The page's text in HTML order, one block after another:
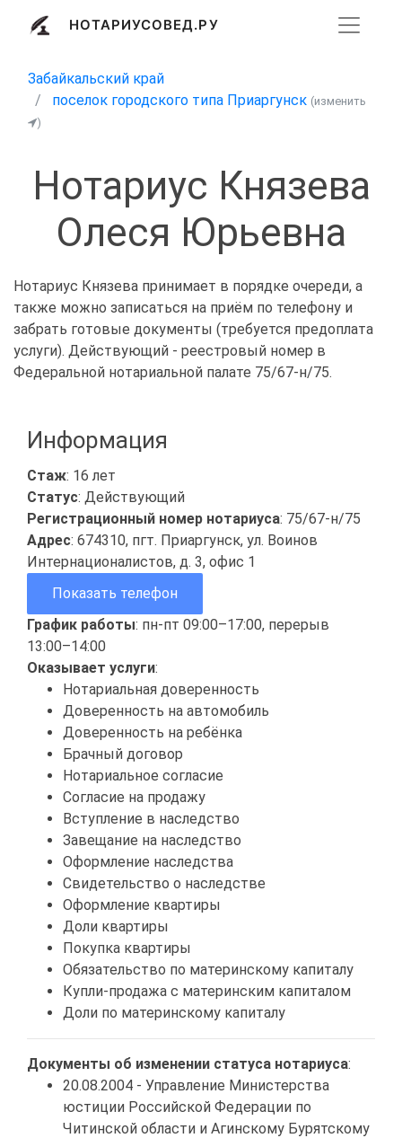
НОТАРИУСОВЕД.РУ
Забайкальский край
поселок городского типа Приаргунск (изменить
)
Нотариус Князева
Олеся Юрьевна
Нотариус Князева принимает в порядке очереди, а
также можно записаться на приём по телефону и
забрать готовые документы (требуется предоплата
услуги). Действующий - реестровый номер в
Федеральной нотариальной палате 75/67-н/75.
Информация
Стаж: 16 лет
Статус: Действующий
Регистрационный номер нотариуса: 75/67-н/75
Адрес: 674310, пгт. Приаргунск, ул. Воинов
Интернационалистов, д. 3, офис 1
Показать телефон
График работы: пн-пт 09:00–17:00, перерыв
13:00–14:00
Оказывает услуги:
Нотариальная доверенность
Доверенность на автомобиль
Доверенность на ребёнка
Брачный договор
Нотариальное согласие
Согласие на продажу
Вступление в наследство
Завещание на наследство
Оформление наследства
Свидетельство о наследстве
Оформление квартиры
Доли квартиры
Покупка квартиры
Обязательство по материнскому капиталу
Купли-продажа с материнским капиталом
Доли по материнскому капиталу
Документы об изменении статуса нотариуса:
20.08.2004 - Управление Министерства
юстиции Российской Федерации по
Читинской области и Агинскому Бурятскому